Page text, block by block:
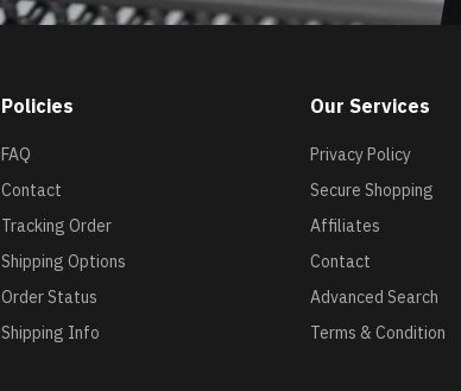
Policies
FAQ
Contact
Tracking Order
Shipping Options
Order Status
Shipping Info
Our Services
Privacy Policy
Secure Shopping
Affiliates
Contact
Advanced Search
Terms & Condition